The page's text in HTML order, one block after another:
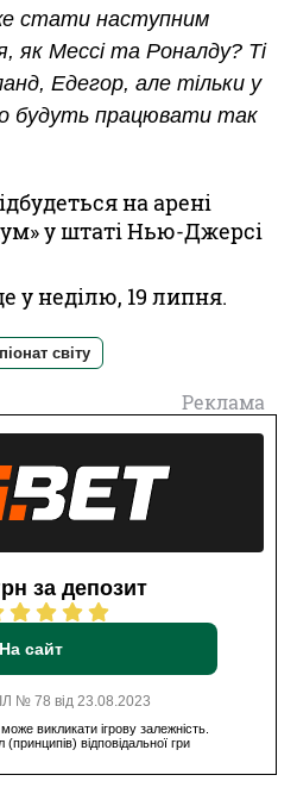
стати наступним
як Мессі та Роналду? Ті
Едегор, але тільки у
будуть працювати так
на арені
у штаті Нью-Джерсі
у неділю, 19 липня.
світу
Реклама
за депозит
На сайт
№ 78 від 23.08.2023
викликати ігрову залежність.
відповідальної гри